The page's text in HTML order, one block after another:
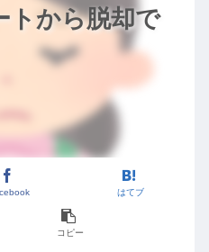
トから脱却で
はてブ
コピー